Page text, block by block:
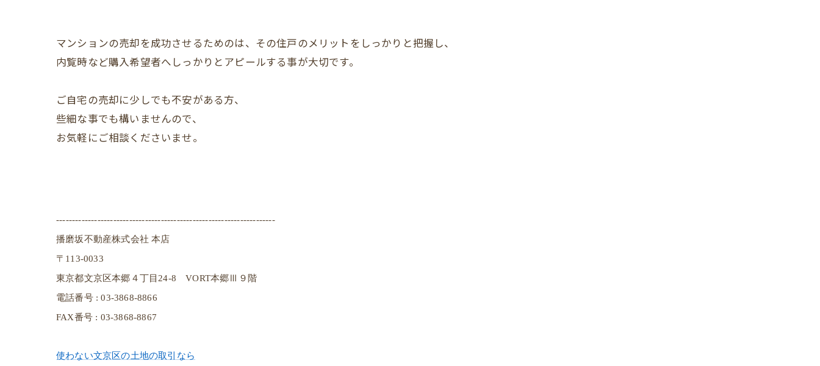
マンションの売却を成功させるためのは、その住戸のメリットをしっかりと把握し、
内覧時など購入希望者へしっかりとアピールする事が大切です。
ご自宅の売却に少しでも不安がある方、
些細な事でも構いませんので、
お気軽にご相談くださいませ。
---------------------------------------------------------------------
播磨坂不動産株式会社 本店
〒113-0033
東京都文京区本郷４丁目24-8 VORT本郷Ⅲ９階
電話番号 : 03-3868-8866
FAX番号 : 03-3868-8867
使わない文京区の土地の取引なら